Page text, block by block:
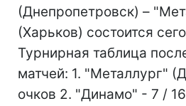
(Днепропетровск) –
(Харьков) состоится
Турнирная таблица
матчей: 1. "Металлург"
очков 2. "Динамо" - 7 /